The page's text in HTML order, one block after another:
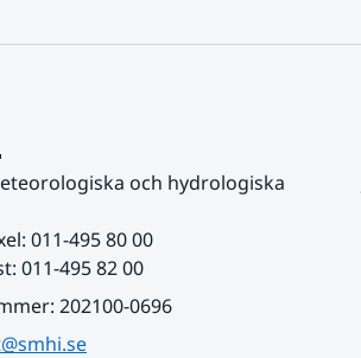
och hydrologiska
011-495 80 00
011-495 82 00
202100-0696